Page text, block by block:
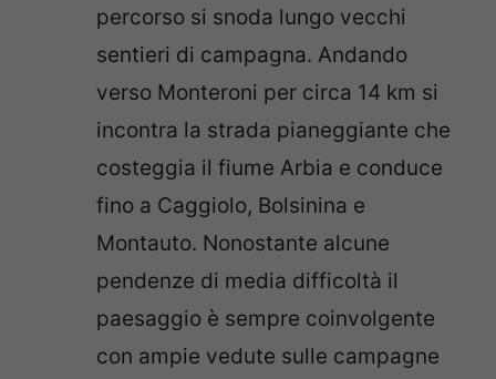
percorso si snoda lungo vecchi
sentieri di campagna. Andando
verso Monteroni per circa 14 km si
incontra la strada pianeggiante che
costeggia il fiume Arbia e conduce
fino a Caggiolo, Bolsinina e
Montauto. Nonostante alcune
pendenze di media difficoltà il
paesaggio è sempre coinvolgente
con ampie vedute sulle campagne